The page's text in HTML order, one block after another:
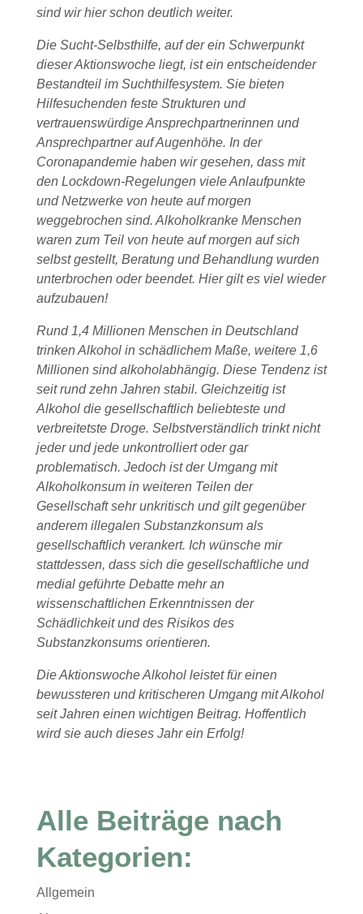
sind wir hier schon deutlich weiter.
Die Sucht-Selbsthilfe, auf der ein Schwerpunkt
dieser Aktionswoche liegt, ist ein entscheidender
Bestandteil im Suchthilfesystem. Sie bieten
Hilfesuchenden feste Strukturen und
vertrauenswürdige Ansprechpartnerinnen und
Ansprechpartner auf Augenhöhe. In der
Coronapandemie haben wir gesehen, dass mit
den Lockdown-Regelungen viele Anlaufpunkte
und Netzwerke von heute auf morgen
weggebrochen sind. Alkoholkranke Menschen
waren zum Teil von heute auf morgen auf sich
selbst gestellt, Beratung und Behandlung wurden
unterbrochen oder beendet. Hier gilt es viel wieder
aufzubauen!
Rund 1,4 Millionen Menschen in Deutschland
trinken Alkohol in schädlichem Maße, weitere 1,6
Millionen sind alkoholabhängig. Diese Tendenz ist
seit rund zehn Jahren stabil. Gleichzeitig ist
Alkohol die gesellschaftlich beliebteste und
verbreitetste Droge. Selbstverständlich trinkt nicht
jeder und jede unkontrolliert oder gar
problematisch. Jedoch ist der Umgang mit
Alkoholkonsum in weiteren Teilen der
Gesellschaft sehr unkritisch und gilt gegenüber
anderem illegalen Substanzkonsum als
gesellschaftlich verankert. Ich wünsche mir
stattdessen, dass sich die gesellschaftliche und
medial geführte Debatte mehr an
wissenschaftlichen Erkenntnissen der
Schädlichkeit und des Risikos des
Substanzkonsums orientieren.
Die Aktionswoche Alkohol leistet für einen
bewussteren und kritischeren Umgang mit Alkohol
seit Jahren einen wichtigen Beitrag. Hoffentlich
wird sie auch dieses Jahr ein Erfolg!
Alle Beiträge nach
Kategorien:
Allgemein